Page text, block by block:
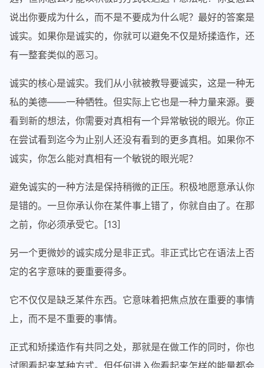
说出你要成为什么，而不是不要成为什么呢？最好的答案是
诚实。如果你是诚实的，你就可以避免不仅是矫揉造作，还
有一整套类似的恶习。
诚实的核心是诚实。我们从小就被教导要诚实，这是一种无
私的美德——一种牺牲。但实际上它也是一种力量来源。要
看到新的想法，你需要对真相有一个异常敏锐的眼光。你正
在尝试看到迄今为止别人还没有看到的更多真相。如果你不
诚实，你怎么能对真相有一个敏锐的眼光呢？
避免诚实的一种方法是保持稍微的正压。积极地愿意承认你
是错的。一旦你承认你在某件事上错了，你就自由了。在那
之前，你必须承受它。[13]
另一个更微妙的诚实成分是非正式。非正式比它在语法上否
定的名字意味的要重要得多。
它不仅仅是缺乏某件东西。它意味着把焦点放在重要的事情
上，而不是不重要的事情。
正式和矫揉造作有共同之处，那就是在做工作的同时，你也
试图看起来某种方式。但任何进入你看起来怎样的能量都会